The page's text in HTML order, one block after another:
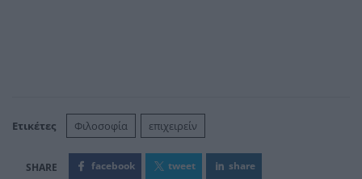
Ετικέτες Φιλοσοφία επιχειρείν
facebook tweet share